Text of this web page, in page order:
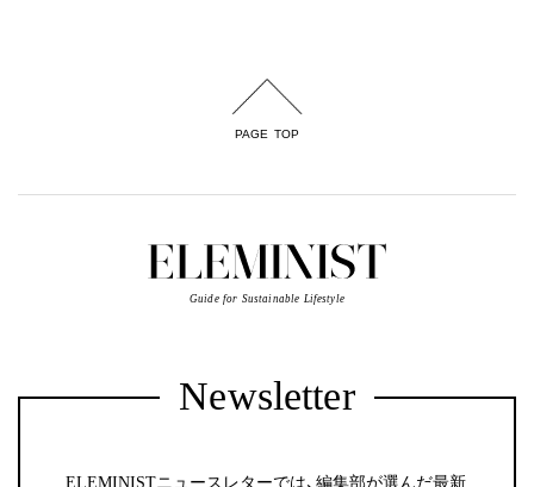
PAGE TOP
Guide for Sustainable Lifestyle
Newsletter
ELEMINISTニュースレターでは、編集部が選んだ最新